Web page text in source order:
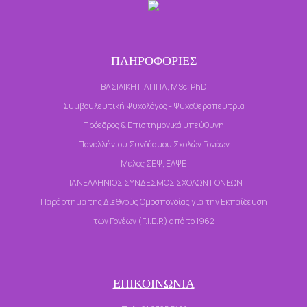
ΠΛΗΡΟΦΟΡΙΕΣ
ΒΑΣΙΛΙΚΗ ΠΑΠΠΑ, MSc, PhD
Συμβουλευτική Ψυχολόγος - Ψυχοθεραπεύτρια
Πρόεδρος & Επιστημονικά υπεύθυνη
Πανελλήνιου Συνδέσμου Σχολών Γονέων
Μέλος ΣΕΨ, ΕΛΨΕ
ΠΑΝΕΛΛΗΝΙΟΣ ΣΥΝΔΕΣΜΟΣ ΣΧΟΛΩΝ ΓΟΝΕΩΝ
Παράρτημα της Διεθνούς Ομοσπονδίας για την Εκπαίδευση
των Γονέων (F.I.E.P.) από το 1962
ΕΠΙΚΟΙΝΩΝΙΑ